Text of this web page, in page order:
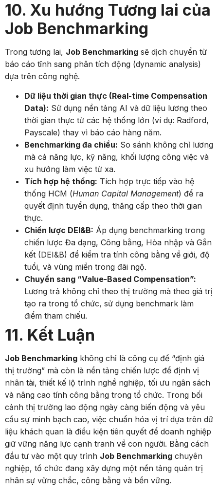
10. Xu hướng Tương lai của
Job Benchmarking
Trong tương lai, Job Benchmarking sẽ dịch chuyển từ
báo cáo tĩnh sang phân tích động (dynamic analysis)
dựa trên công nghệ.
Dữ liệu thời gian thực (Real-time Compensation
Data): Sử dụng nền tảng AI và dữ liệu lương theo
thời gian thực từ các hệ thống lớn (ví dụ: Radford,
Payscale) thay vì báo cáo hàng năm.
Benchmarking đa chiều: So sánh không chỉ lương
mà cả năng lực, kỹ năng, khối lượng công việc và
xu hướng làm việc từ xa.
Tích hợp hệ thống: Tích hợp trực tiếp vào hệ
thống HCM (Human Capital Management) để ra
quyết định tuyển dụng, thăng cấp theo thời gian
thực.
Chiến lược DEI&B: Áp dụng benchmarking trong
chiến lược Đa dạng, Công bằng, Hòa nhập và Gắn
kết (DEI&B) để kiểm tra tính công bằng về giới, độ
tuổi, và vùng miền trong đãi ngộ.
Chuyển sang “Value-Based Compensation”:
Lương trả không chỉ theo thị trường mà theo giá trị
tạo ra trong tổ chức, sử dụng benchmark làm
điểm tham chiếu.
11. Kết Luận
Job Benchmarking không chỉ là công cụ để “định giá
thị trường” mà còn là nền tảng chiến lược để định vị
nhân tài, thiết kế lộ trình nghề nghiệp, tối ưu ngân sách
và nâng cao tính công bằng trong tổ chức. Trong bối
cảnh thị trường lao động ngày càng biến động và yêu
cầu sự minh bạch cao, việc chuẩn hóa vị trí dựa trên dữ
liệu khách quan là điều kiện tiên quyết để doanh nghiệp
giữ vững năng lực cạnh tranh về con người. Bằng cách
đầu tư vào một quy trình Job Benchmarking chuyên
nghiệp, tổ chức đang xây dựng một nền tảng quản trị
nhân sự vững chắc, công bằng và bền vững.